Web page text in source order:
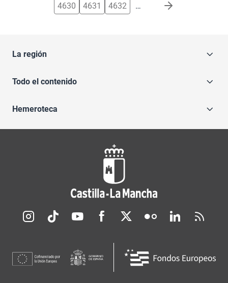
4630
4631 4632 …
La región
Todo el contenido
Hemeroteca
Redes sociales JCCM